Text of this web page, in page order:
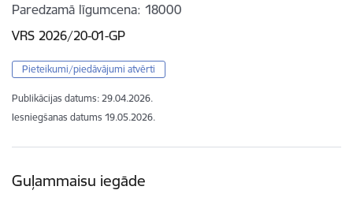
Paredzamā līgumcena 18000
VRS 2026/20-01-GP
Pieteikumi/piedāvājumi atvērti
Publikācijas datums: 29.04.2026.
Iesniegšanas datums 19.05.2026.
Guļammaisu iegāde